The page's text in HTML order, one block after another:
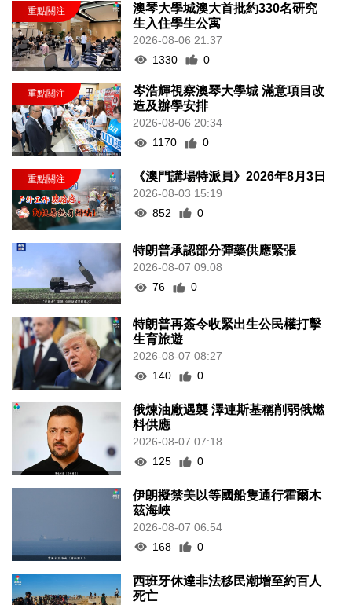
澳琴大學城澳大首批約330名研究
生入住學生公寓
2026-08-06 21:37
1330
0
岑浩輝視察澳琴大學城 滿意項目改
造及辦學安排
2026-08-06 20:34
1170
0
《澳門講場特派員》2026年8月3日
2026-08-03 15:19
852
0
特朗普承認部分彈藥供應緊張
2026-08-07 09:08
76
0
特朗普再簽令收緊出生公民權打擊
生育旅遊
2026-08-07 08:27
140
0
俄煉油廠遇襲 澤連斯基稱削弱俄燃
料供應
2026-08-07 07:18
125
0
伊朗擬禁美以等國船隻通行霍爾木
茲海峽
2026-08-07 06:54
168
0
西班牙休達非法移民潮增至約百人
死亡